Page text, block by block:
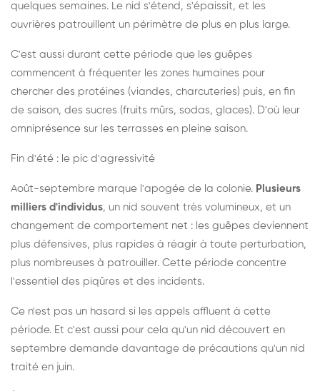
quelques semaines. Le nid s'étend, s'épaissit, et les
ouvrières patrouillent un périmètre de plus en plus large.
C'est aussi durant cette période que les guêpes
commencent à fréquenter les zones humaines pour
chercher des protéines (viandes, charcuteries) puis, en fin
de saison, des sucres (fruits mûrs, sodas, glaces). D'où leur
omniprésence sur les terrasses en pleine saison.
Fin d'été : le pic d'agressivité
Août-septembre marque l'apogée de la colonie. Plusieurs
milliers d'individus, un nid souvent très volumineux, et un
changement de comportement net : les guêpes deviennent
plus défensives, plus rapides à réagir à toute perturbation,
plus nombreuses à patrouiller. Cette période concentre
l'essentiel des piqûres et des incidents.
Ce n'est pas un hasard si les appels affluent à cette
période. Et c'est aussi pour cela qu'un nid découvert en
septembre demande davantage de précautions qu'un nid
traité en juin.